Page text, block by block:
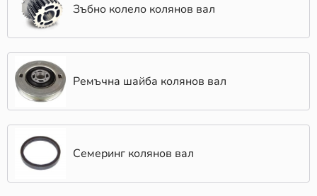
Зъбно колело колянов вал
Ремъчна шайба колянов вал
Семеринг колянов вал